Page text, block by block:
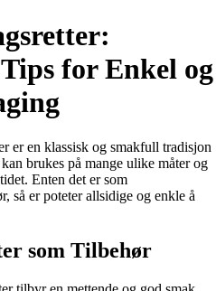
for Enkel og
er en klassisk og smakfull tradisjon
brukes på mange ulike måter og
Enten det er som
så er poteter allsidige og enkle å
som Tilbehør